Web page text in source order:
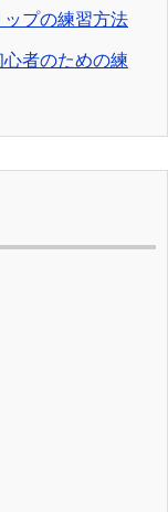
プの練習方法
者のための練